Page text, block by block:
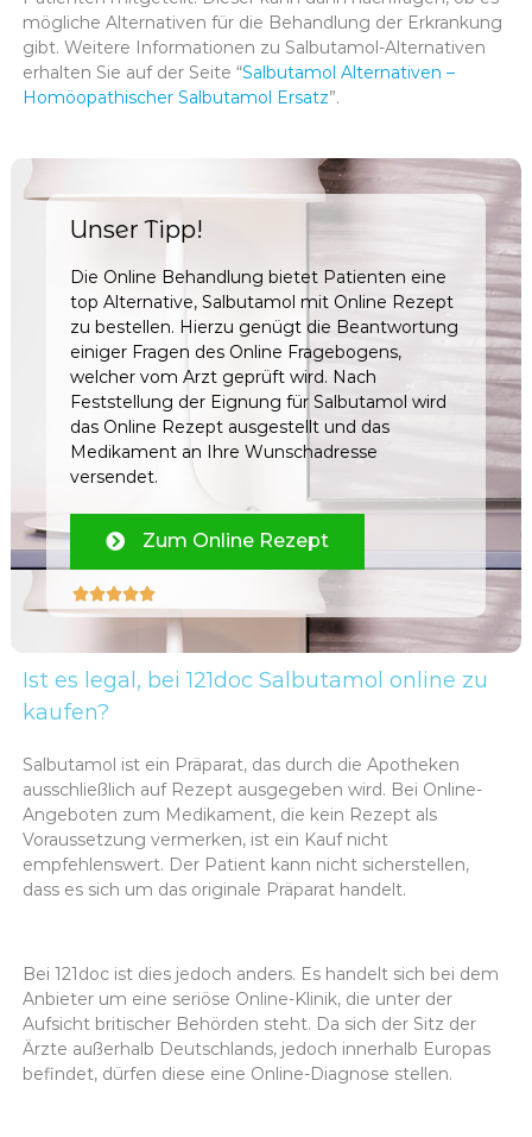
mögliche Alternativen für die Behandlung der Erkrankung
gibt. Weitere Informationen zu Salbutamol-Alternativen
erhalten Sie auf der Seite “Salbutamol Alternativen –
Homöopathischer Salbutamol Ersatz”.
Unser Tipp!
Die Online Behandlung bietet Patienten eine
top Alternative, Salbutamol mit Online Rezept
zu bestellen. Hierzu genügt die Beantwortung
einiger Fragen des Online Fragebogens,
welcher vom Arzt geprüft wird. Nach
Feststellung der Eignung für Salbutamol wird
das Online Rezept ausgestellt und das
Medikament an Ihre Wunschadresse
versendet.
Zum Online Rezept

Ist es legal, bei 121doc Salbutamol online zu
kaufen?
Salbutamol ist ein Präparat, das durch die Apotheken
ausschließlich auf Rezept ausgegeben wird. Bei Online-
Angeboten zum Medikament, die kein Rezept als
Voraussetzung vermerken, ist ein Kauf nicht
empfehlenswert. Der Patient kann nicht sicherstellen,
dass es sich um das originale Präparat handelt.
Bei 121doc ist dies jedoch anders. Es handelt sich bei dem
Anbieter um eine seriöse Online-Klinik, die unter der
Aufsicht britischer Behörden steht. Da sich der Sitz der
Ärzte außerhalb Deutschlands, jedoch innerhalb Europas
befindet, dürfen diese eine Online-Diagnose stellen.